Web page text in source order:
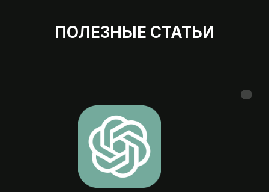
ПОЛЕЗНЫЕ СТАТЬИ
Оплата зарубежных сервисов,
покупок и отелей из России
07:00 —